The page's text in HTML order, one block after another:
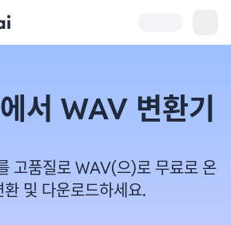
서 WAV 변환기
고품질로 WAV(으)로 무료로 온
환 및 다운로드하세요.